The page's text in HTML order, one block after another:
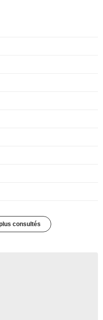
consultés